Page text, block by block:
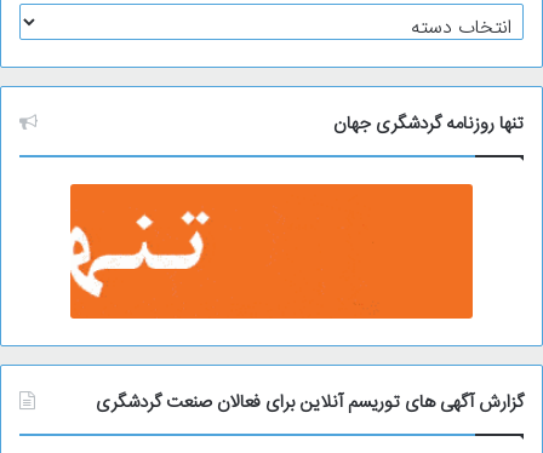
آ
ر
ش
ی
و
تنها روزنامه گردشگری جهان
گزارش آگهی های توریسم آنلاین برای فعالان صنعت گردشگری